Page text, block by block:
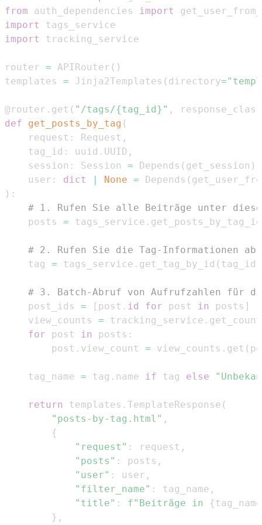
from auth_dependencies import
import
import
router = APIRouter ( )
templates = Jinja2Templates ( directory=
@router . get ( "/tags/{tag_id}" ,
response_class
def
get_posts_by_tag (
    request
: Request ,
    tag_id
: uuid . UUID ,
    session
: Session = Depends ( get_session )
    user
: dict | None = Depends (
) :
# 1. Rufen Sie alle Beiträge unter
    posts
= tags_service . get_posts_by_tag_id
# 2. Rufen Sie die Tag-Informationen ab,
    tag
= tags_service . get_tag_by_id ( tag_id
# 3. Batch-Abruf von Aufrufzahlen für
    post_ids
= [ post . id for post in posts ]
    view_counts
= tracking_service .
for post in posts :
        post
. view_count = view_counts . get (
    tag_name
= tag . name if tag else
return templates . TemplateResponse (
"posts-by-tag.html" ,
{
"request" : request ,
"posts" : posts ,
"user" : user ,
"filter_name" : tag_name ,
"title" : f"Beiträge in {tag_name
} ,